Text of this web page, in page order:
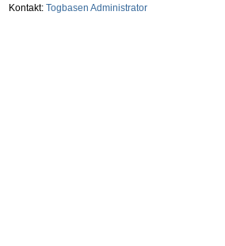
Kontakt: Togbasen Administrator